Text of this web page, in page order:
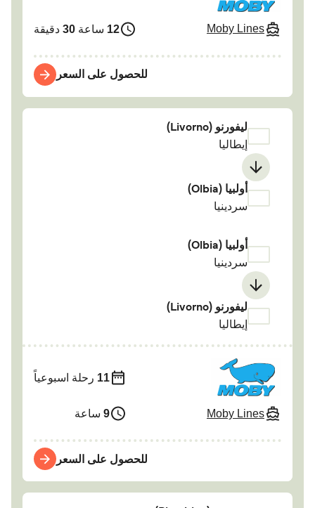
Moby Lines
12ساعة30دقيقة
للحصول على السعر
ليفورنو (Livorno)
إيطاليا
أولبيا (Olbia)
سردينيا
أولبيا (Olbia)
سردينيا
ليفورنو (Livorno)
إيطاليا
Moby Lines
11رحلة اسبوعياً
9 ساعة
للحصول على السعر